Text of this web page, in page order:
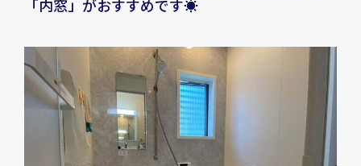
「内窓」がおすすめです☀️